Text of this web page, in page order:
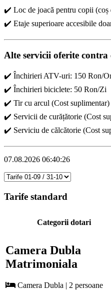
✔️ Loc de joacă pentru copii (coș
✔️ Etaje superioare accesibile
Alte servicii oferite contra
✔️ Închirieri ATV-uri: 150 Ron/
✔️ Închirieri biciclete: 50 Ron/Zi
✔️ Tir cu arcul (Cost suplimentar)
✔️ Servicii de curățătorie (Cost
✔️ Serviciu de călcătorie (Cost
07.08.2026 06:40:26
Tarife standard
Categorii dotari
Camera Dubla
Matrimoniala
Camera Dubla | 2 persoane